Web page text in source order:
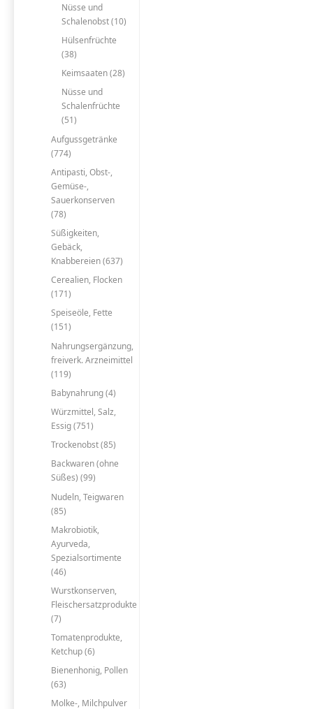
Nüsse und
Schalenobst (10)
Hülsenfrüchte
(38)
Keimsaaten (28)
Nüsse und
Schalenfrüchte
(51)
Aufgussgetränke
(774)
Antipasti, Obst-,
Gemüse-,
Sauerkonserven
(78)
Süßigkeiten,
Gebäck,
Knabbereien (637)
Cerealien, Flocken
(171)
Speiseöle, Fette
(151)
Nahrungsergänzung,
freiverk. Arzneimittel
(119)
Babynahrung (4)
Würzmittel, Salz,
Essig (751)
Trockenobst (85)
Backwaren (ohne
Süßes) (99)
Nudeln, Teigwaren
(85)
Makrobiotik,
Ayurveda,
Spezialsortimente
(46)
Wurstkonserven,
Fleischersatzprodukte
(7)
Tomatenprodukte,
Ketchup (6)
Bienenhonig, Pollen
(63)
Molke-, Milchpulver